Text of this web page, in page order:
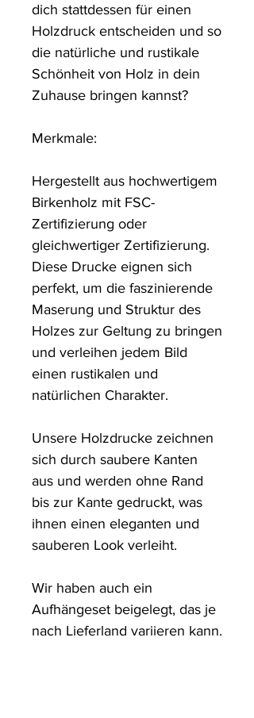
dich stattdessen für einen
Holzdruck entscheiden und so
die natürliche und rustikale
Schönheit von Holz in dein
Zuhause bringen kannst?
Merkmale:
Hergestellt aus hochwertigem
Birkenholz mit FSC-
Zertifizierung oder
gleichwertiger Zertifizierung.
Diese Drucke eignen sich
perfekt, um die faszinierende
Maserung und Struktur des
Holzes zur Geltung zu bringen
und verleihen jedem Bild
einen rustikalen und
natürlichen Charakter.
Unsere Holzdrucke zeichnen
sich durch saubere Kanten
aus und werden ohne Rand
bis zur Kante gedruckt, was
ihnen einen eleganten und
sauberen Look verleiht.
Wir haben auch ein
Aufhängeset beigelegt, das je
nach Lieferland variieren kann.